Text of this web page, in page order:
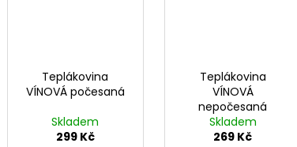
Teplákovina
VÍNOVÁ počesaná
Skladem
299 Kč
Teplákovina
VÍNOVÁ
nepočesaná
Skladem
269 Kč